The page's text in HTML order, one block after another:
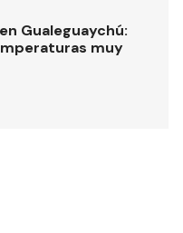
Gualeguaychú:
muy